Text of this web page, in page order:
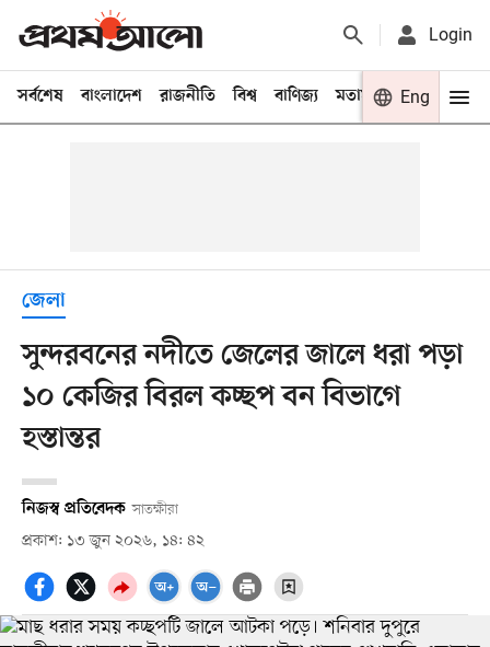
Login
সর্বশেষ বাংলাদেশ রাজনীতি বিশ্ব বাণিজ্য মতামত খেলা
Eng
জেলা
সুন্দরবনের নদীতে জেলের জালে ধরা পড়া
১০ কেজির বিরল কচ্ছপ বন বিভাগে
হস্তান্তর
নিজস্ব প্রতিবেদক সাতক্ষীরা
প্রকাশ: ১৩ জুন ২০২৬, ১৪: ৪২